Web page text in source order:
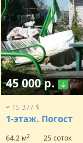
45 000 р.
≈ 15 377 $
1-этаж. Погост
64.2 м2 25 соток